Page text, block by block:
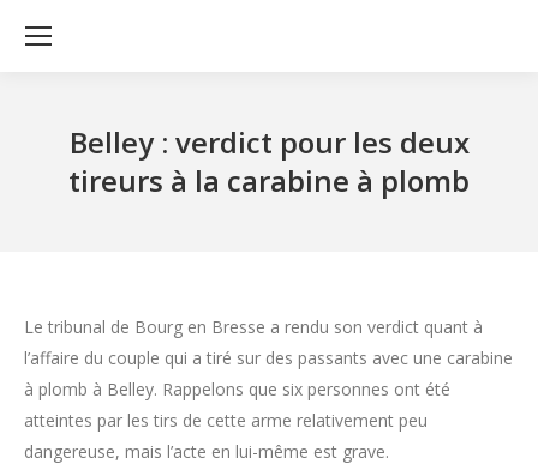
Belley : verdict pour les deux
tireurs à la carabine à plomb
Le tribunal de Bourg en Bresse a rendu son verdict quant à
l’affaire du couple qui a tiré sur des passants avec une carabine
à plomb à Belley. Rappelons que six personnes ont été
atteintes par les tirs de cette arme relativement peu
dangereuse, mais l’acte en lui-même est grave.